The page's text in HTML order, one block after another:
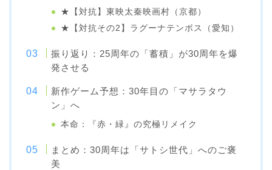
★【対抗】東映太秦映画村（京都）
★【対抗その2】ラグーナテンボス（愛知）
振り返り：25周年の「蓄積」が30周年を爆
発させる
新作ゲーム予想：30年目の「マサラタウ
ン」へ
本命：『赤・緑』の究極リメイク
まとめ：30周年は「サトシ世代」へのご褒
美